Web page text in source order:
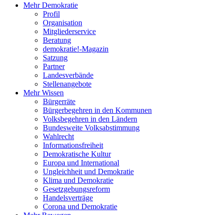
Mehr Demokratie
Profil
Organisation
Mitgliederservice
Beratung
demokratie!-Magazin
Satzung
Partner
Landesverbände
Stellenangebote
Mehr Wissen
Bürgerräte
Bürgerbegehren in den Kommunen
Volksbegehren in den Ländern
Bundesweite Volksabstimmung
Wahlrecht
Informationsfreiheit
Demokratische Kultur
Europa und International
Ungleichheit und Demokratie
Klima und Demokratie
Gesetzgebungsreform
Handelsverträge
Corona und Demokratie